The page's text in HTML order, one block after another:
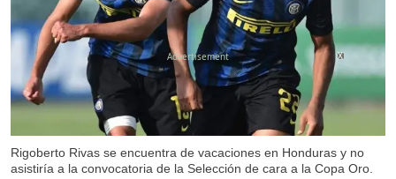
Rigoberto Rivas se encuentra de vacaciones en Honduras y no
asistiría a la convocatoria de la Selección de cara a la Copa Oro.
X